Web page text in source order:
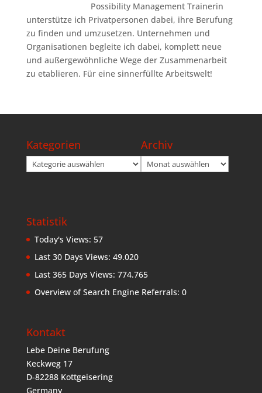
Possibility Management Trainerin
unterstütze ich Privatpersonen dabei, ihre Berufung
zu finden und umzusetzen. Unternehmen und
Organisationen begleite ich dabei, komplett neue
und außergewöhnliche Wege der Zusammenarbeit
zu etablieren. Für eine sinnerfüllte Arbeitswelt!
Kategorien
Kategorien
Archiv
Archiv
Statistik
Today's Views: 57
Last 30 Days Views: 49.020
Last 365 Days Views: 774.765
Overview of Search Engine Referrals: 0
Kontakt
Lebe Deine Berufung
Keckweg 17
D-82288 Kottgeisering
Germany